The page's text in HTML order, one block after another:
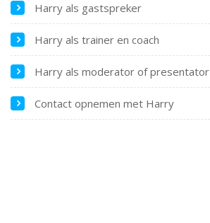
Harry als gastspreker
Harry als trainer en coach
Harry als moderator of presentator
Contact opnemen met Harry